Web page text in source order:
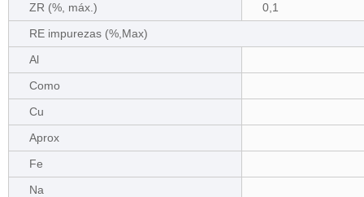
ZR (%, máx.)
0,1
RE impurezas (%,Max)
Al
Como
Cu
Aprox
Fe
Na